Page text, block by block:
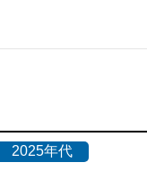
2025年代